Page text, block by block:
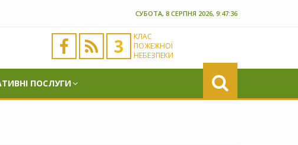
СУБОТА, 8 СЕРПНЯ 2026, 9:47:36
3
КЛАС
ПОЖЕЖНОЇ
НЕБЕЗПЕКИ
ПОСЛУГИ